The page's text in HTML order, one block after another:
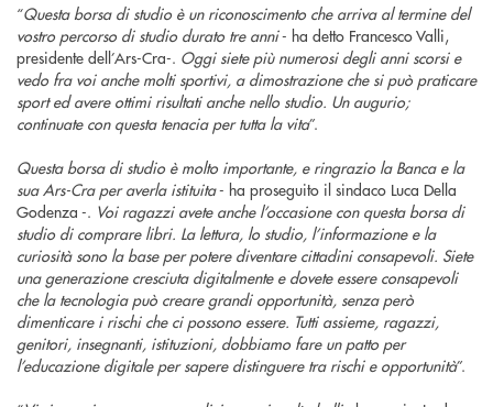
“Questa borsa di studio è un riconoscimento che arriva al termine del
vostro percorso di studio durato tre anni- ha detto Francesco Valli,
presidente dell’Ars-Cra-. Oggi siete più numerosi degli anni scorsi e
vedo fra voi anche molti sportivi, a dimostrazione che si può praticare
sport ed avere ottimi risultati anche nello studio. Un augurio;
continuate con questa tenacia per tutta la vita”.
Questa borsa di studio è molto importante, e ringrazio la Banca e la
sua Ars-Cra per averla istituita- ha proseguito il sindaco Luca Della
Godenza -. Voi ragazzi avete anche l’occasione con questa borsa di
studio di comprare libri. La lettura, lo studio, l’informazione e la
curiosità sono la base per potere diventare cittadini consapevoli. Siete
una generazione cresciuta digitalmente e dovete essere consapevoli
che la tecnologia può creare grandi opportunità, senza però
dimenticare i rischi che ci possono essere. Tutti assieme, ragazzi,
genitori, insegnanti, istituzioni, dobbiamo fare un patto per
l’educazione digitale per sapere distinguere tra rischi e opportunità”.